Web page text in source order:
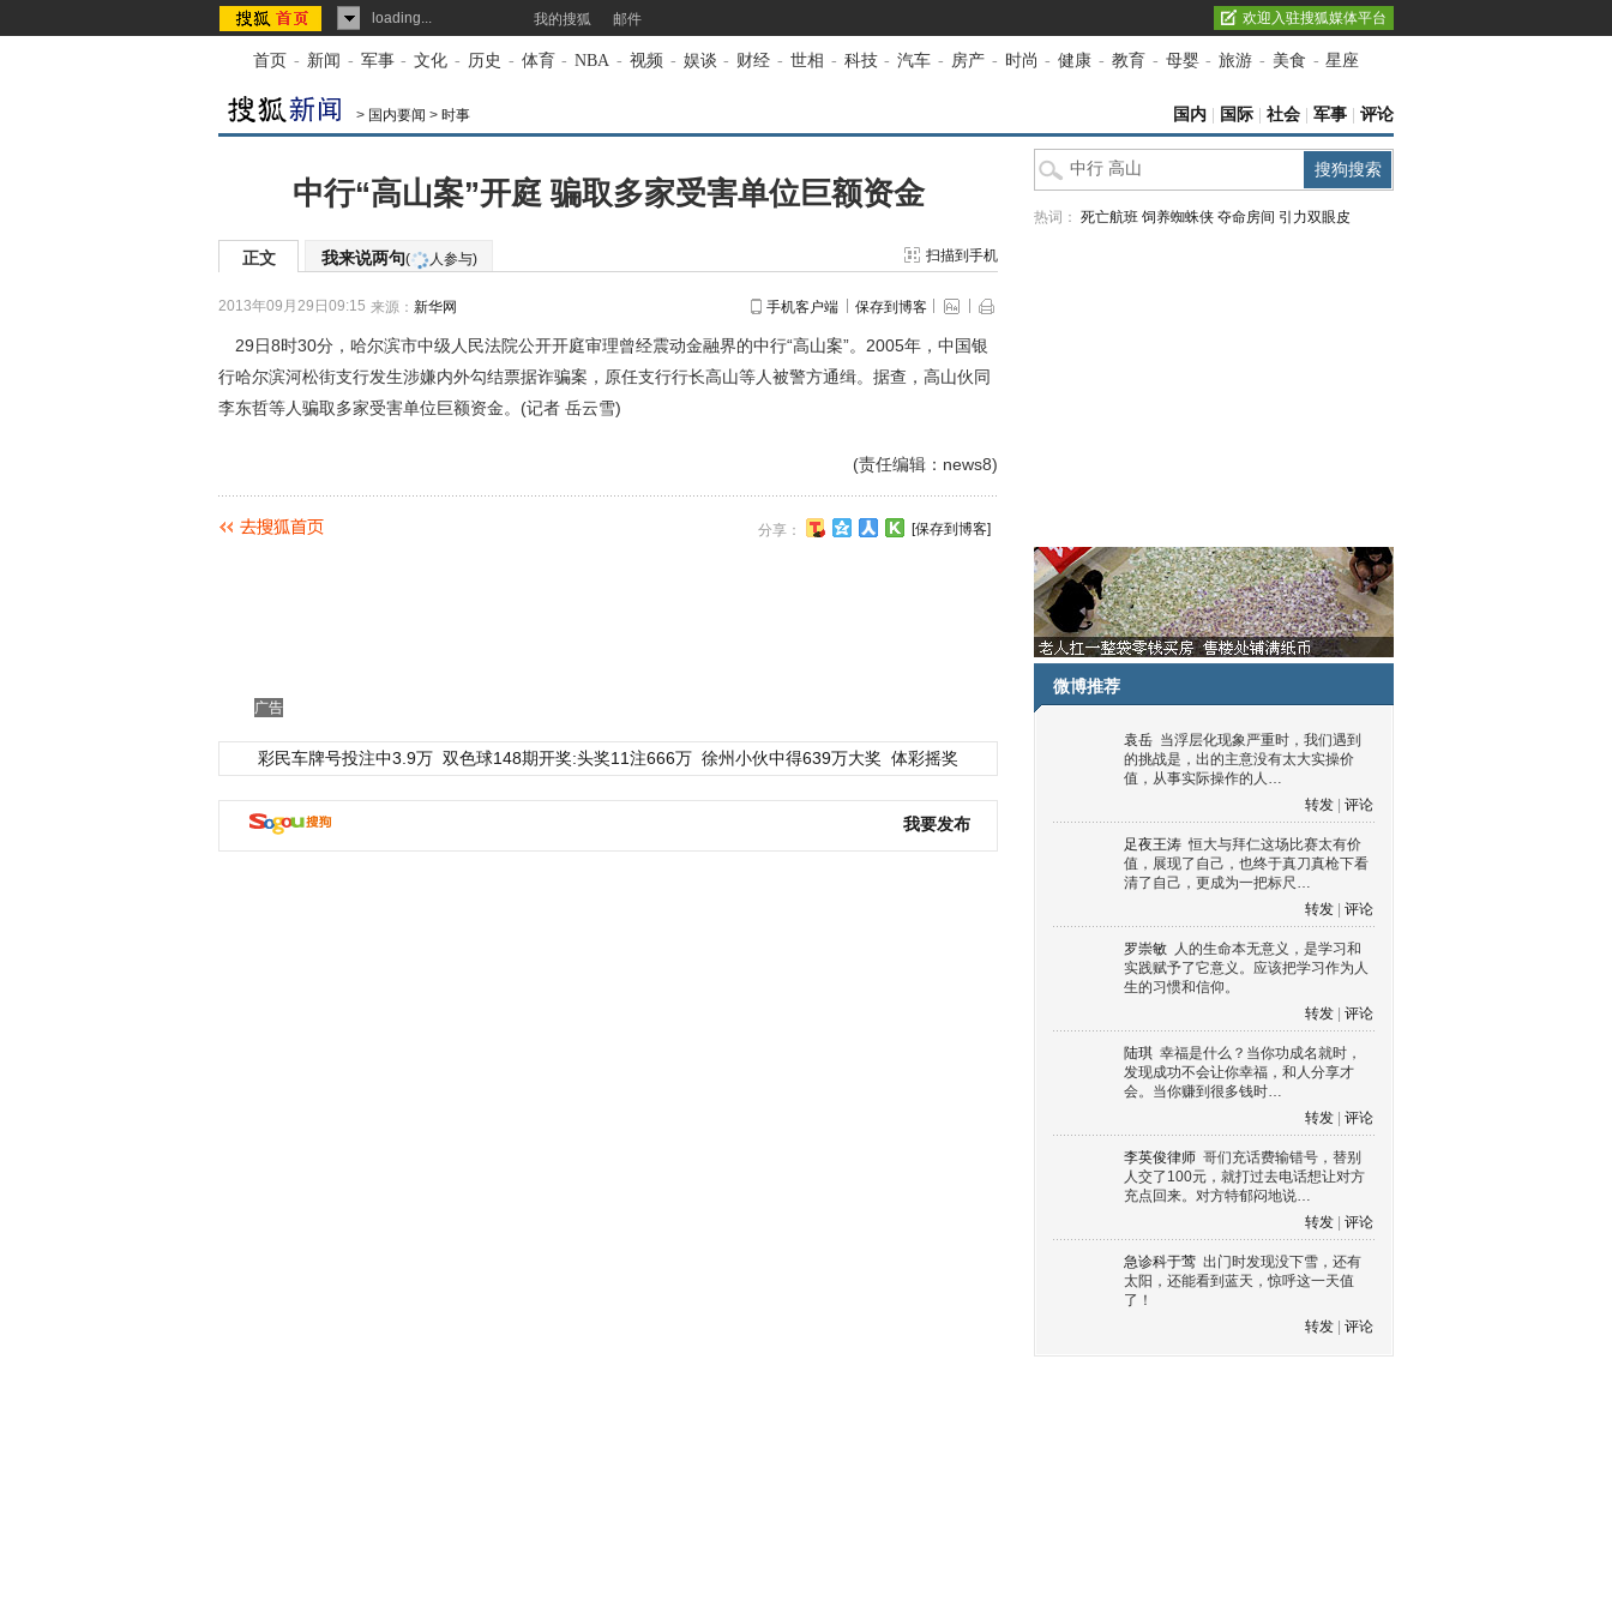
loading... 我的搜狐 邮件 欢迎入驻搜狐媒体平台
首页 - 新闻 - 军事 - 文化 - 历史 - 体育 - NBA - 视频 - 娱谈 - 财经 - 世相 - 科技 - 汽车 - 房产 - 时尚 - 健康 - 教育 - 母婴 - 旅游 - 美食 - 星座
> 国内要闻 > 时事 国内 国际 社会 军事 评论
中行“高山案”开庭 骗取多家受害单位巨额资金
正文 我来说两句( 人参与) 扫描到手机
2013年09月29日09:15 来源： 新华网 手机客户端 保存到博客
29日8时30分，哈尔滨市中级人民法院公开开庭审理曾经震动金融界的中行“高山案”。2005年，中国银
行哈尔滨河松街支行发生涉嫌内外勾结票据诈骗案，原任支行行长高山等人被警方通缉。据查，高山伙同
李东哲等人骗取多家受害单位巨额资金。(记者 岳云雪)
(责任编辑：news8)
分享： [保存到博客]
广告
彩民车牌号投注中3.9万 双色球148期开奖:头奖11注666万 徐州小伙中得639万大奖 体彩摇奖
我要发布
热词： 死亡航班 饲养蜘蛛侠 夺命房间 引力双眼皮
微博推荐
袁岳 当浮层化现象严重时，我们遇到
的挑战是，出的主意没有太大实操价
值，从事实际操作的人…
转发
评论
足夜王涛 恒大与拜仁这场比赛太有价
值，展现了自己，也终于真刀真枪下看
清了自己，更成为一把标尺…
转发
评论
罗崇敏 人的生命本无意义，是学习和
实践赋予了它意义。应该把学习作为人
生的习惯和信仰。
转发
评论
陆琪 幸福是什么？当你功成名就时，
发现成功不会让你幸福，和人分享才
会。当你赚到很多钱时…
转发
评论
李英俊律师 哥们充话费输错号，替别
人交了100元，就打过去电话想让对方
充点回来。对方特郁闷地说…
转发
评论
急诊科于莺 出门时发现没下雪，还有
太阳，还能看到蓝天，惊呼这一天值
了！
转发
评论